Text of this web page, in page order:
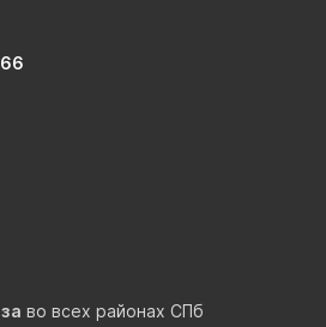
во всех районах СПб